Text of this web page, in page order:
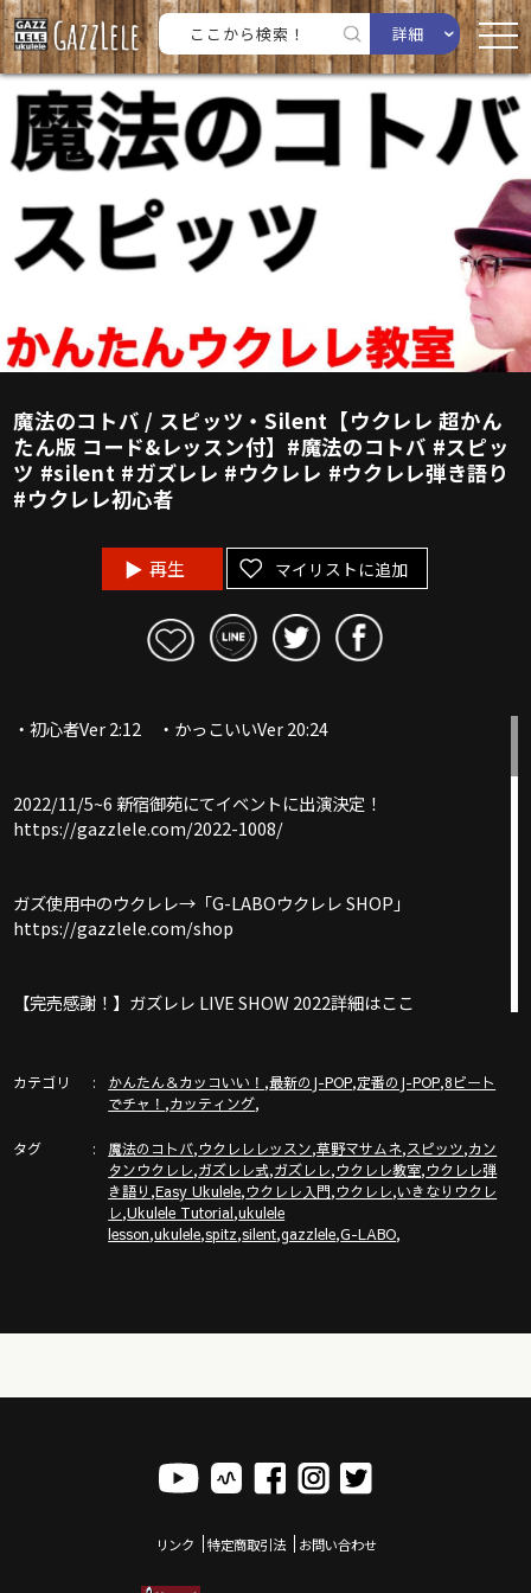
詳細
魔法のコトバ / スピッツ・Silent【ウクレレ 超かん
たん版 コード&レッスン付】#魔法のコトバ #スピッ
ツ #silent #ガズレレ #ウクレレ #ウクレレ弾き語り
#ウクレレ初心者
再生 マイリストに追加
・初心者Ver 2:12 ・かっこいいVer 20:24
2022/11/5~6 新宿御苑にてイベントに出演決定！
https://gazzlele.com/2022-1008/
ガズ使用中のウクレレ→「G-LABOウクレレ SHOP」
https://gazzlele.com/shop
【完売感謝！】ガズレレ LIVE SHOW 2022詳細はここ
ガズピアノ＆ガズピアノ教則本のご紹介！
【新発売】かんたんウクレレSONGBOOK4 - 詳細！
https://gazzlele.com/2022-0713/
G-Labo ウクレレYouTube！
ガズレレ毛糸ストラップや水引などのガズレレグッズはここ
カテゴリ かんたん＆カッコいい！ ,最新のJ-POP,定番のJ-POP,8ビート
でチャ！ ,カッティング,
タグ 魔法のコトバ,ウクレレレッスン,草野マサムネ,スピッツ,カン
タンウクレレ,ガズレレ式,ガズレレ,ウクレレ教室,ウクレレ弾
き語り ,Easy Ukulele,ウクレレ入門,ウクレレ,いきなりウクレ
レ,Ukulele Tutorial,ukulele
lesson,ukulele,spitz,silent,gazzlele,G-LABO,
リンク 特定商取引法 お問い合わせ